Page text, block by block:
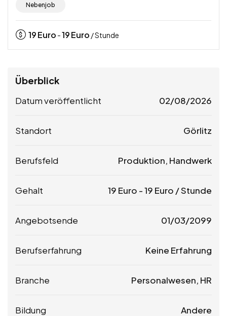
Nebenjob
19Euro -19Euro / Stunde
Überblick
Datum veröffentlicht 02/08/2026
Standort Görlitz
Berufsfeld Produktion, Handwerk
Gehalt 19 Euro -19 Euro / Stunde
Angebotsende 01/03/2099
Berufserfahrung Keine Erfahrung
Branche Personalwesen, HR
Bildung Andere